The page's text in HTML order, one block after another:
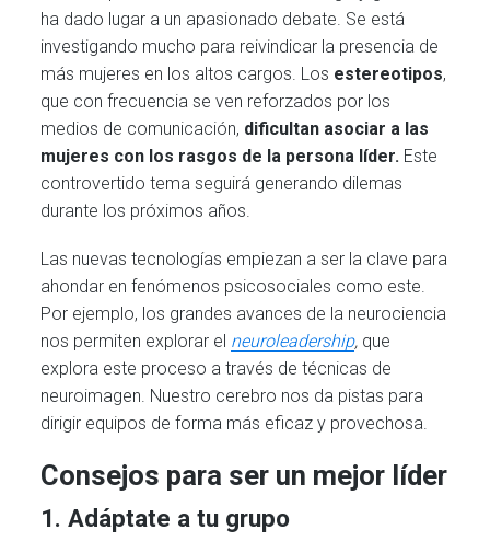
ha dado lugar a un apasionado debate. Se está
investigando mucho para reivindicar la presencia de
más mujeres en los altos cargos. Los estereotipos,
que con frecuencia se ven reforzados por los
medios de comunicación, dificultan asociar a las
mujeres con los rasgos de la persona líder. Este
controvertido tema seguirá generando dilemas
durante los próximos años.
Las nuevas tecnologías empiezan a ser la clave para
ahondar en fenómenos psicosociales como este.
Por ejemplo, los grandes avances de la neurociencia
nos permiten explorar el neuroleadership, que
explora este proceso a través de técnicas de
neuroimagen. Nuestro cerebro nos da pistas para
dirigir equipos de forma más eficaz y provechosa.
Consejos para ser un mejor líder
1.Adáptate a tu grupo